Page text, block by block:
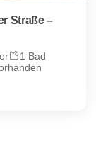
Straße –
1 Bad